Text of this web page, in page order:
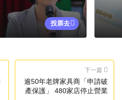
投票去
下一篇
逾50年老牌家具商「申請破
產保護」 480家店停止營業